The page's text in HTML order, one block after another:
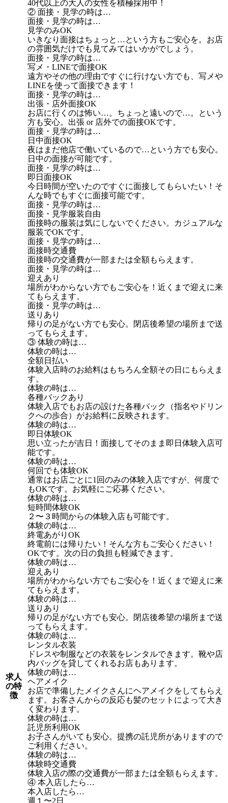
求人
の特
徴
40代以上の大人の女性を積極採用中！
② 面接・見学の時は…
面接・見学の時は…
見学のみOK
いきなり面接はちょっと…という方もご安心を。お店
の雰囲気だけでも見てみてはいかがでしょう。
面接・見学の時は…
写メ・LINEで面接OK
遠方やその他の理由ですぐに行けない方でも、写メや
LINEを使って面接できます！
面接・見学の時は…
出張・店外面接OK
お店に行くのは怖い…。ちょっと遠いので…。という
方も安心。出張 or 店外での面接OKです。
面接・見学の時は…
日中面接OK
夜はまだ他店で働いているので…という方でも安心。
日中の面接が可能です。
面接・見学の時は…
即日面接OK
今日時間が空いたのですぐに面接してもらいたい！そ
んな時でもすぐに面接可能です。
面接・見学の時は…
面接・見学服装自由
面接時の服装は気にしないでください。カジュアルな
服装でOKです。
面接・見学の時は…
面接時交通費
面接時の交通費が一部または全額もらえます。
面接・見学の時は…
迎えあり
場所がわからない方でもご安心を！近くまで迎えに来
てもらえます。
面接・見学の時は…
送りあり
帰りの足がない方でも安心。閉店後希望の場所まで送
ってもらえます。
③ 体験の時は…
体験の時は…
全額日払い
体験入店時のお給料はもちろん全額その日にもらえま
す。
体験の時は…
各種バックあり
体験入店でもお店の設けた各種バック（指名やドリン
クへの歩合）がお給料に反映されます。
体験の時は…
即日体験OK
思い立ったが吉日！面接してそのまま即日体験入店可
能です。
体験の時は…
何回でも体験OK
通常はお店ごとに1回のみの体験入店ですが、何度で
もOKです。お気軽にご応募ください。
体験の時は…
短時間体験OK
２〜３時間からの体験入店も可能です。
体験の時は…
終電あがりOK
終電前には帰りたい！そんな方もご安心ください！
OKです。次の日の負担も軽減できます。
体験の時は…
迎えあり
場所がわからない方でもご安心を！近くまで迎えに来
てもらえます。
体験の時は…
送りあり
帰りの足がない方でも安心。閉店後希望の場所まで送
ってもらえます。
体験の時は…
レンタル衣装
ドレスや制服などの衣装をレンタルできます。靴や店
内バッグを貸してくれるお店もあります。
体験の時は…
ヘアメイク
お店で準備したメイクさんにヘアメイクをしてもらえ
ます。お客さんからの反応も髪のセットによって大き
く変わります。
体験の時は…
託児所利用OK
お子さんがいても安心。提携の託児所がありますので
ご利用ください。
体験の時は…
体験時交通費
体験入店の際の交通費が一部または全額もらえます。
④ 本入店したら…
本入店したら…
週１〜2日